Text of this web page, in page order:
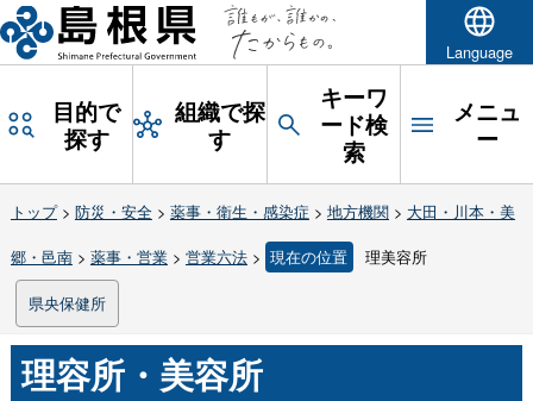
Language
目的で
探す
組織で探
す
キーワ
ード検
索
メニュ
ー
トップ> 防災・安全> 薬事・衛生・感染症 > 地方機関> 大田・川本・美
郷・邑南> 薬事・営業> 営業六法> 現在の位置 理美容所
県央保健所
理容所・美容所